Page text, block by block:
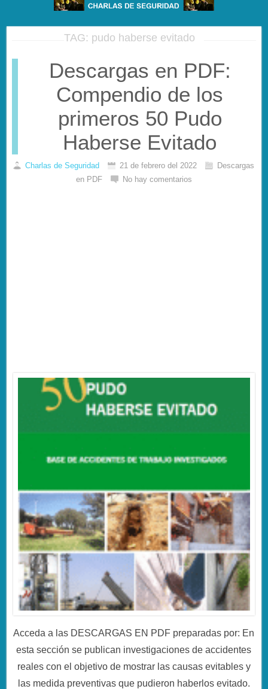
TAG: pudo haberse evitado
Descargas en PDF:
Compendio de los
primeros 50 Pudo
Haberse Evitado
Charlas de Seguridad 21 de febrero del 2022
Descargas
en PDF
No hay comentarios
Acceda a las DESCARGAS EN PDF preparadas por: En
esta sección se publican investigaciones de accidentes
reales con el objetivo de mostrar las causas evitables y
las medida preventivas que pudieron haberlos evitado.